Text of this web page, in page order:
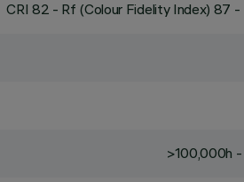
CRI 82 - Rf (Colour Fidelity Index) 87
>100,000h